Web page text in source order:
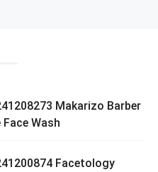
Makarizo Barber
Wash
Facetology